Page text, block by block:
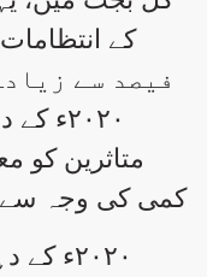
فیصد سے
۲۰۲۰ء
متاثرین کو
کمی کی وجہ سے
۲۰۲۰ء